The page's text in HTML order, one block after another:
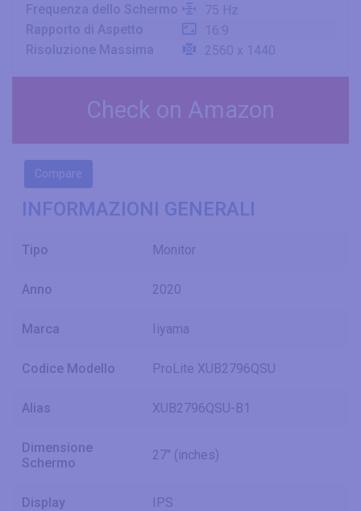
Frequenza dello Schermo
75 Hz
Risoluzione Massima
2560 x 1440
Check on Amazon
Compare
INFORMAZIONI GENERALI
Tipo Monitor
Anno 2020
Marca Iiyama
Codice Modello ProLite XUB2796QSU
Alias XUB2796QSU-B1
Dimensione
Schermo
27" (inches)
Display IPS